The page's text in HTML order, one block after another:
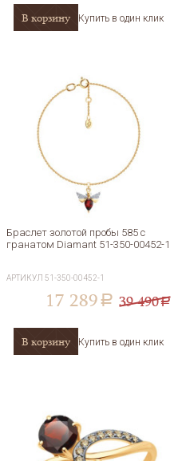
В корзину Купить в один клик
Браслет золотой пробы 585 с
гранатом Diamant 51-350-00452-1
АРТИКУЛ51-350-00452-1
17 289 a 39 490a
В корзину Купить в один клик